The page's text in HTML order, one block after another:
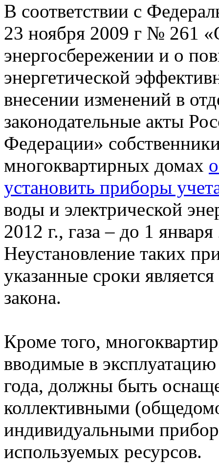
В соответствии с
23 ноября 2009 г № 261
энергосбережении и о
энергетической
внесении изменений в
законодательные акты
Федерации»
многоквартирных домах
установить приборы
воды и электрической
2012 г., газа – до 1 января
Неустановление таких
указанные сроки
закона.
Кроме того,
вводимые в
года, должны быть
коллективными
индивидуальными
используемых ресурсов.